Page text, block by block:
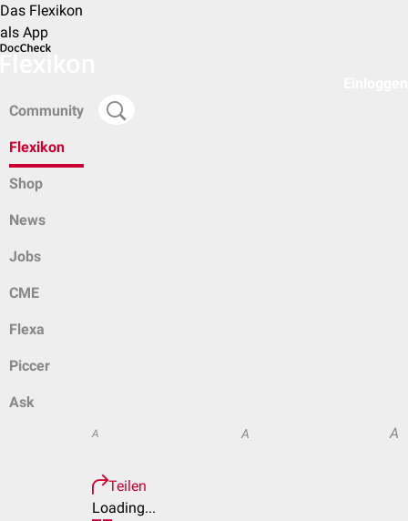
Das Flexikon
als App
Community
Flexikon
Shop
News
Jobs
CME
Flexa
Piccer
Ask
A A A
Teilen
Loading...